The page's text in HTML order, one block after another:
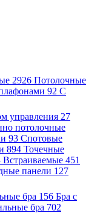
2926 Потолочные
92 С
управления 27
потолочные
93 Спотовые
894 Точечные
Встраиваемые 451
панели 127
бра 156 Бра с
бра 702